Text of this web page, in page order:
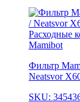
Расходные
Mamibot
Фильтр
Neatsvor
SKU: